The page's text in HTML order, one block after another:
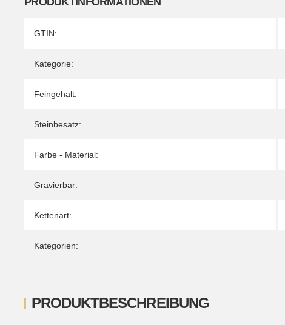
Produkteigenschaft
Wert
GTIN:
Kategorie:
Feingehalt:
Steinbesatz:
Farbe - Material:
Gravierbar:
Kettenart:
Kategorien:
PRODUKTBESCHREIBUNG